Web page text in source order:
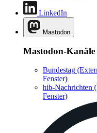
LinkedIn
Mastodon
Mastodon-Kanäle
Bundestag
Fenster)
hib-Nachrichten
Fenster)